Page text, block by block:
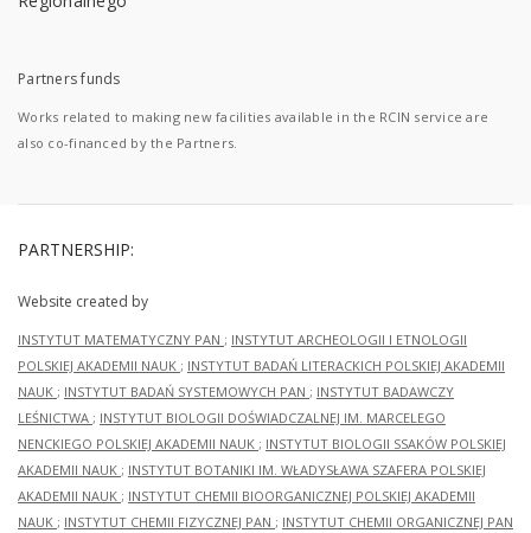
Partners funds
Works related to making new facilities available in the RCIN service are
also co-financed by the Partners.
PARTNERSHIP:
Website created by
INSTYTUT MATEMATYCZNY PAN ; INSTYTUT ARCHEOLOGII I ETNOLOGII
POLSKIEJ AKADEMII NAUK ; INSTYTUT BADAŃ LITERACKICH POLSKIEJ AKADEMII
NAUK ; INSTYTUT BADAŃ SYSTEMOWYCH PAN ; INSTYTUT BADAWCZY
LEŚNICTWA ; INSTYTUT BIOLOGII DOŚWIADCZALNEJ IM. MARCELEGO
NENCKIEGO POLSKIEJ AKADEMII NAUK ; INSTYTUT BIOLOGII SSAKÓW POLSKIEJ
AKADEMII NAUK ; INSTYTUT BOTANIKI IM. WŁADYSŁAWA SZAFERA POLSKIEJ
AKADEMII NAUK ; INSTYTUT CHEMII BIOORGANICZNEJ POLSKIEJ AKADEMII
NAUK ; INSTYTUT CHEMII FIZYCZNEJ PAN ; INSTYTUT CHEMII ORGANICZNEJ PAN